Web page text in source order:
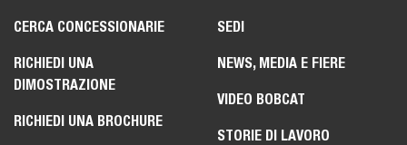
CERCA CONCESSIONARIE
RICHIEDI UNA
DIMOSTRAZIONE
RICHIEDI UNA BROCHURE
SEDI
NEWS, MEDIA E FIERE
VIDEO BOBCAT
STORIE DI LAVORO